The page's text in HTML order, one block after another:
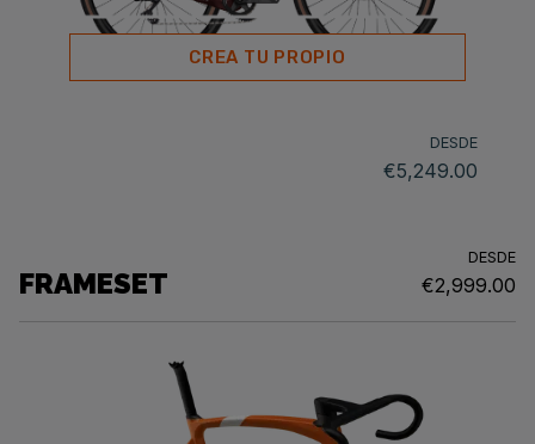
CREA TU PROPIO
DESDE
€5,249.00
FRAMESET
DESDE
€2,999.00